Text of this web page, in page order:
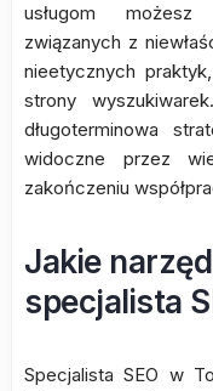
usługom
związanych z
nieetycznych
strony
długoterminowa
widoczne przez
zakończeniu
Jakie
specjalista
Specjalista SEO w